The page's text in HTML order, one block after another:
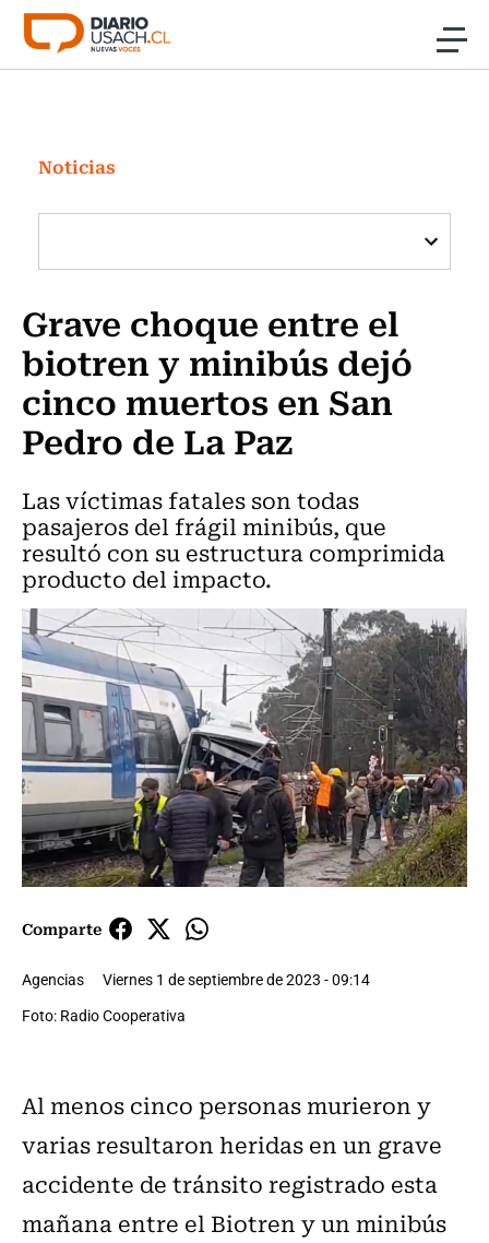
Click acá para ir directamente al contenido
Investigación
Cultura
Programas Radio y TV Usach
Noticias
Grave choque entre el
biotren y minibús dejó
cinco muertos en San
Pedro de La Paz
Las víctimas fatales son todas
pasajeros del frágil minibús, que
resultó con su estructura comprimida
producto del impacto.
Comparte
Agencias
Viernes 1 de septiembre de 2023 - 09:14
Foto: Radio Cooperativa
Al menos cinco personas murieron y
varias resultaron heridas en un grave
accidente de tránsito registrado esta
mañana entre el Biotren y un minibús